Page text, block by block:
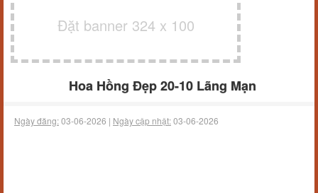
Đặt banner 324 x 100
Hoa Hồng Đẹp 20-10 Lãng Mạn
Ngày đăng:03-06-2026 | Ngày cập nhật:03-06-2026